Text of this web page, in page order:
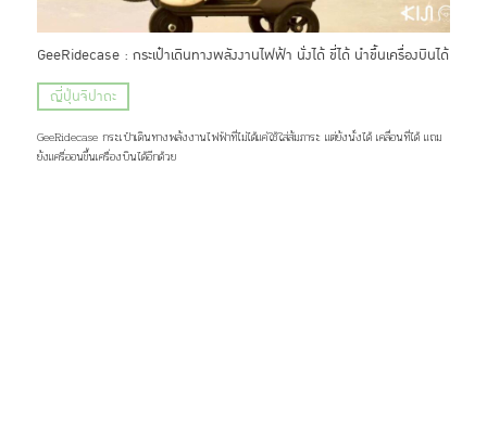
GeeRidecase : กระเป๋าเดินทางพลังงานไฟฟ้า นั่งได้ ขี่ได้ นำขึ้นเครื่องบินได้
ญี่ปุ่นจิปาถะ
GeeRidecase กระเป๋าเดินทางพลังงานไฟฟ้าที่ไม่ได้แค่ใช้ใส่สัมภาระ แต่ยังนั่งได้ เคลื่อนที่ได้ แถม
ยังแครี่ออนขึ้นเครื่องบินได้อีกด้วย